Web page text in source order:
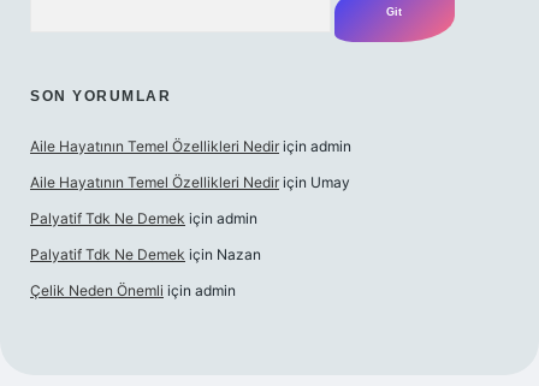
SON YORUMLAR
Aile Hayatının Temel Özellikleri Nedir için admin
Aile Hayatının Temel Özellikleri Nedir için Umay
Palyatif Tdk Ne Demek için admin
Palyatif Tdk Ne Demek için Nazan
Çelik Neden Önemli için admin